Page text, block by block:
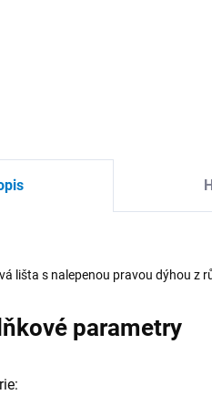
lišta s nalepenou pravou dýhou z
parametry
: